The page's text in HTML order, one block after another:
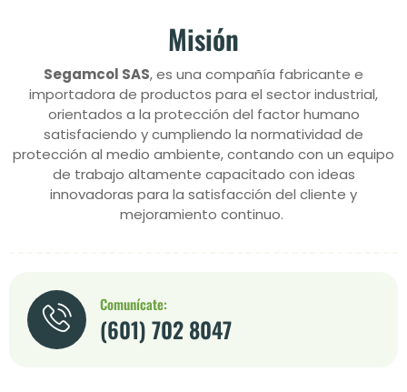
Misión
Segamcol SAS, es una compañía fabricante e
importadora de productos para el sector industrial,
orientados a la protección del factor humano
satisfaciendo y cumpliendo la normatividad de
protección al medio ambiente, contando con un equipo
de trabajo altamente capacitado con ideas
innovadoras para la satisfacción del cliente y
mejoramiento continuo.
Comunícate:
(601) 702 8047